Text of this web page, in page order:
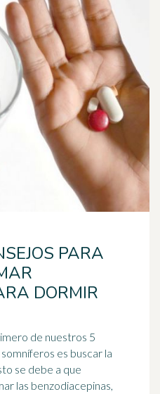
PARA
DORMIR
de nuestros 5
es buscar la
las benzodiacepinas,